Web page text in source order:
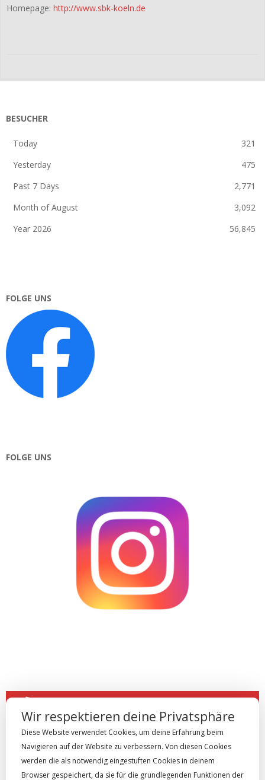
Homepage: http://www.sbk-koeln.de
BESUCHER
Today
321
Yesterday
475
Past 7 Days
2,771
Month of August
3,092
Year 2026
56,845
FOLGE UNS
FOLGE UNS
schreiben sie uns
Wir respektieren deine Privatsphäre
Diese Website verwendet Cookies, um deine Erfahrung beim
Navigieren auf der Website zu verbessern. Von diesen Cookies
werden die als notwendig eingestuften Cookies in deinem
Browser gespeichert, da sie für die grundlegenden Funktionen der